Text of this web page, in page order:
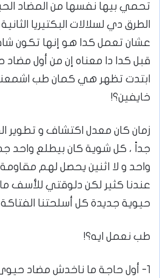
تحمي بيها نفسها من المضاد
الطرق دي لسلالات البكتيريا
عشان تعمل كدا هو إنها تكون
قبل كدا دا معناه إن من أول
ابتدت تظهر هي كمان طب
خايفين؟!
زمان كان معدل اكتشاف و تطوير
جداً ، كل شوية كان بيطلع واحد
واحد و لا اثنين يحصل لهم
عندنا كثير لكن دلوقتي للأسف
حيوية جديدة كل أسلحتنا
طب نعمل ايه؟!
1- أول حاجة ما ناخدش مضاد